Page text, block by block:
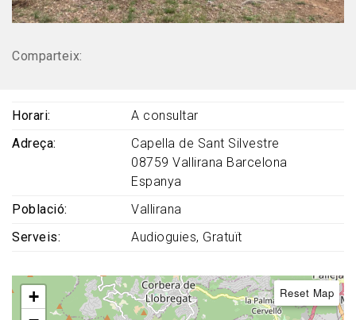
Comparteix:
Horari
A consultar
Adreça
Capella de Sant Silvestre
08759 Vallirana Barcelona
Espanya
Població
Vallirana
Serveis
Audioguies Gratuït
+
Reset Map